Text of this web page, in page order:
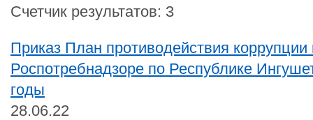
Счетчик результатов: 3
Приказ План противодействия коррупции
Роспотребнадзоре по Республике
годы
28.06.22